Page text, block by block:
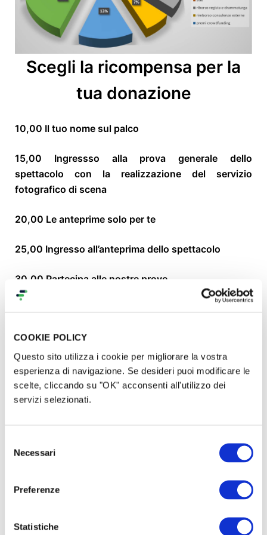
COOKIE POLICY
Questo sito utilizza i cookie per migliorare la vostra
esperienza di navigazione. Se desideri puoi modificare le
scelte, cliccando su "OK" acconsenti all'utilizzo dei
servizi selezionati.
delNecessari
Preferenze
Statistiche
Scegli la ricompensa per la
tua donazione
10,00 Il tuo nome sul palco
15,00 Ingressso alla prova generale dello
spettacolo con la realizzazione del servizio
fotografico di scena
20,00 Le anteprime solo per te
25,00 Ingresso all’anteprima dello spettacolo
30,00 Partecipa alle nostre prove
100,00 Il tuo nome nei Foyer
500,00 Il tuo nome come sponsor di CONCHAS
1.000,00 Andiamo in scena!
Semi Volanti
insieme a...
Il progetto teatrale CONCHAS è promosso dalla
progetto sono: Arcigay di Livorno e Arcigay Pinkriot